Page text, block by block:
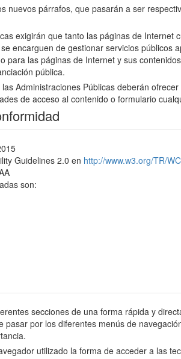
nuevos párrafos, que pasarán a ser
exigirán que tanto las páginas de
encarguen de gestionar servicios públicos
para las páginas de Internet y sus
pública.
Administraciones Públicas deberán
de acceso al contenido o formulario
Guidelines 2.0 en http://www.w3.org/TR/
son:
secciones de una forma rápida y
pasar por los diferentes menús de
utilizado la forma de acceder a las